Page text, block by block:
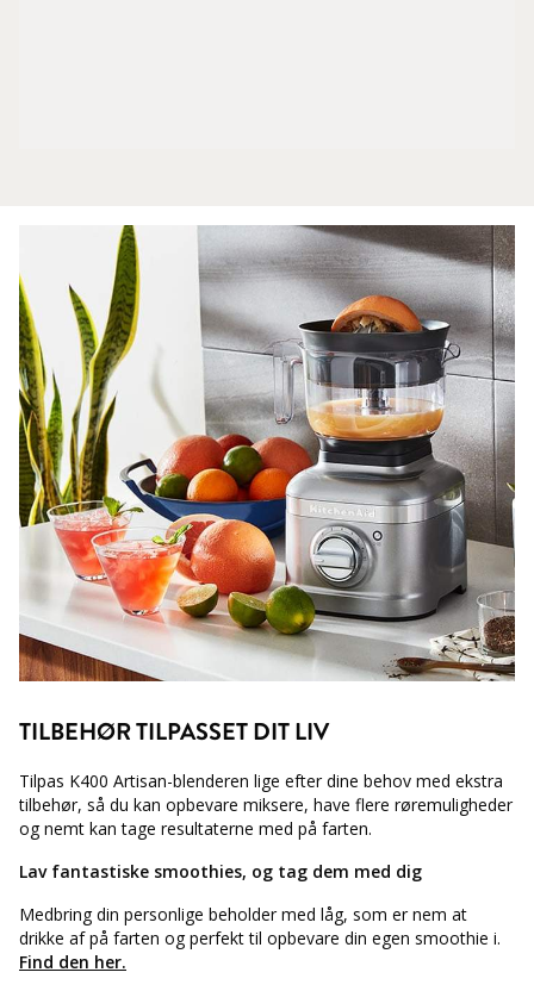
TILBEHØR TILPASSET DIT LIV
Tilpas K400 Artisan-blenderen lige efter dine behov med ekstra
tilbehør, så du kan opbevare miksere, have flere røremuligheder
og nemt kan tage resultaterne med på farten.
Lav fantastiske smoothies, og tag dem med dig
Medbring din personlige beholder med låg, som er nem at
drikke af på farten og perfekt til opbevare din egen smoothie i.
Find den her.